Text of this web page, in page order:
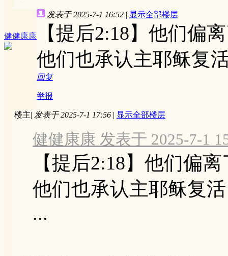
健健康康
发表于 2025-7-1 16:52 | 显示全部楼层
【提后2:18】他们偏
他们也承认主耶稣复
回复
举报
楼主| 发表于 2025-7-1 17:56 | 显示全部楼层
健健康康 发表于 2025-7-1
【提后2:18】他们偏
他们也承认主耶稣复
...